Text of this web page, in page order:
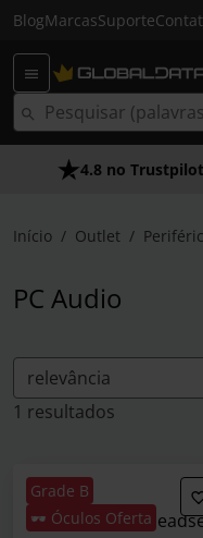
BlogMarcasSuporte
As Nossas
4.8 no Trustpilot
Início Outlet
PC Audio
1 resultados
Grade B
🕶️ Óculos Oferta
** B Grade **